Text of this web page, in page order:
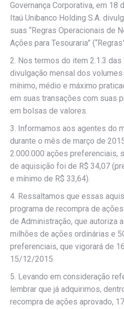
Governança Corporativa, em 18
Itaú Unibanco Holding S.A.
suas “Regras Operacionais de
Ações para Tesouraria”
2. Nos termos do item 2.1.3 das
divulgação mensal dos
mínimo, médio e máximo
em suas transações com suas
em bolsas de valores.
3. Informamos aos agentes do
durante o mês de março de
2.000.000 ações preferenciais,
de aquisição foi de R$ 34,07
e mínimo de R$ 33,64).
4. Ressaltamos que essas
programa de recompra de
de Administração, que autoriza
milhões de ações ordinárias e
preferenciais, que vigorará de
15/12/2015.
5. Levando em consideração
lembrar que já adquirimos,
recompra de ações aprovado,